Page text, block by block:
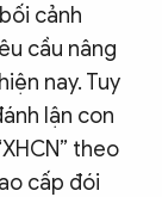
cảnh
cầu nâng
nay. Tuy
lận con
theo
cấp đói